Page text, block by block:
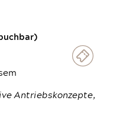
Antriebskonzepte,